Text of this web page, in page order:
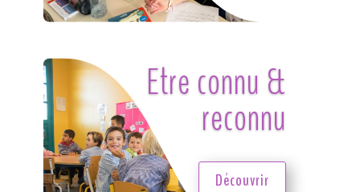
Etre connu &
reconnu
Découvrir